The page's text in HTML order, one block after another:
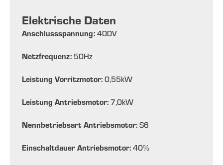
Elektrische Daten
Anschlussspannung: 400V
Netzfrequenz: 50Hz
Leistung Vorritzmotor: 0,55kW
Leistung Antriebsmotor: 7,0kW
Nennbetriebsart Antriebsmotor: S6
Einschaltdauer Antriebsmotor: 40%